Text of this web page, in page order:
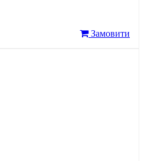
Замовити